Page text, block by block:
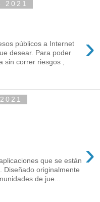
2021
›
públicos a Internet
desear. Para poder
sin correr riesgos ,
›
que se están
Diseñado originalmente
de jue...